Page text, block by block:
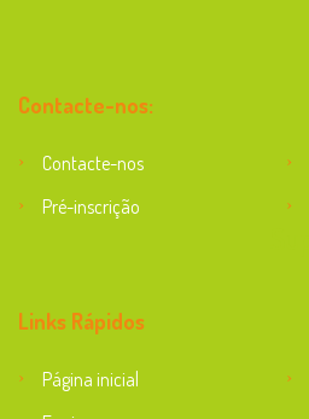
Contacte-nos:
Contacte-nos
Pré-inscrição
Links Rápidos
Página inicial